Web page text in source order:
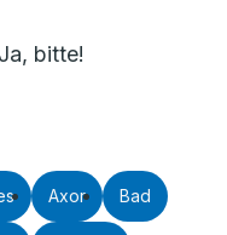
bitte!
Axor Bad